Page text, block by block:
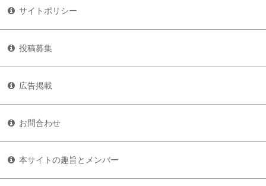
サイトポリシー
投稿募集
広告掲載
お問合わせ
本サイトの趣旨とメンバー